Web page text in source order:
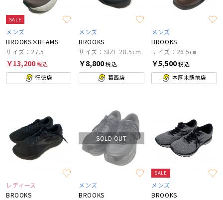
SALE
メンズ
BROOKS×BEAMS
サイズ：27.5
￥13,200税込
行徳店
メンズ
BROOKS
サイズ：SIZE 28.5cm
￥8,800税込
葛西店
メンズ
BROOKS
サイズ：26.5㎝
￥5,500税込
本厚木駅前店
レディース
BROOKS
SOLD OUT
メンズ
BROOKS
SALE
メンズ
BROOKS